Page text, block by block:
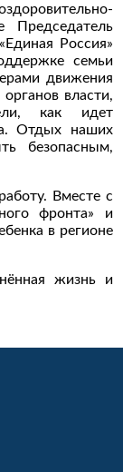
Председатель
Россия»
семьи
движения
власти,
как идет
Отдых наших
безопасным,
Вместе с
фронта» и
в регионе
жизнь и